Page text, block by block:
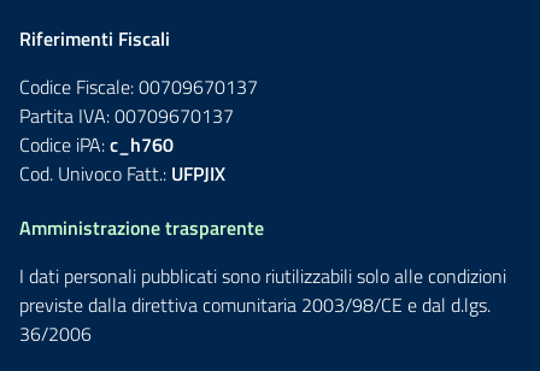
Riferimenti Fiscali
Codice Fiscale: 00709670137
Partita IVA: 00709670137
Codice iPA:c_h760
Cod. Univoco Fatt.: UFPJIX
Amministrazione trasparente
I dati personali pubblicati sono riutilizzabili solo alle condizioni
previste dalla direttiva comunitaria 2003/98/CE e dal d.lgs.
36/2006